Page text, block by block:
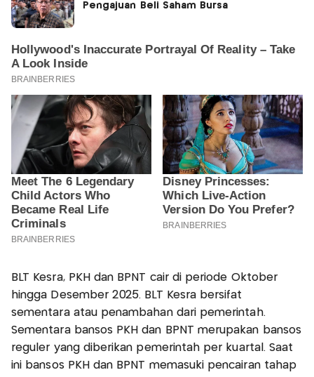
Pengajuan Beli Saham Bursa
BLT Kesra, PKH dan BPNT cair di periode Oktober
hingga Desember 2025. BLT Kesra bersifat
sementara atau penambahan dari pemerintah.
Sementara bansos PKH dan BPNT merupakan bansos
reguler yang diberikan pemerintah per kuartal. Saat
ini bansos PKH dan BPNT memasuki pencairan tahap